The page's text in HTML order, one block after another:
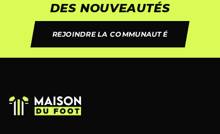
DES NOUVEAUTÉS
REJOINDRE LA COMMUNAUTÉ